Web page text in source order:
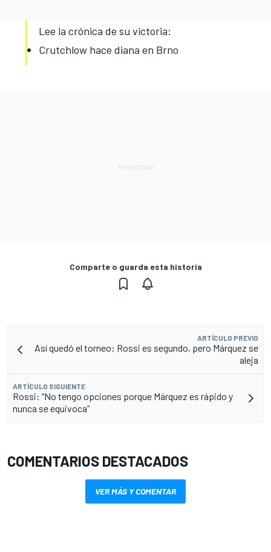
Lee la crónica de su victoria:
Crutchlow hace diana en Brno
Comparte o guarda esta historia
ARTÍCULO PREVIO
Así quedó el torneo: Rossi es segundo, pero Márquez se
aleja
ARTÍCULO SIGUIENTE
Rossi: “No tengo opciones porque Márquez es rápido y
nunca se equivoca”
COMENTARIOS DESTACADOS
VER MÁS Y COMENTAR